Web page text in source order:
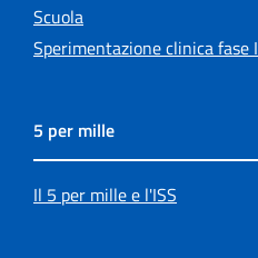
Scuola
Sperimentazione clinica fase I
5 per mille
Il 5 per mille e l'ISS